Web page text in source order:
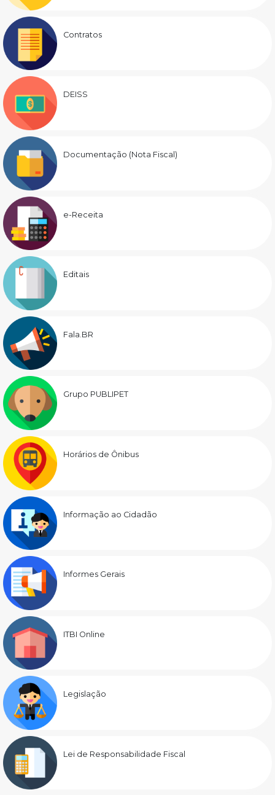
Contratos
DEISS
Documentação (Nota Fiscal)
e-Receita
Editais
Fala.BR
Grupo PUBLIPET
Horários de Ônibus
Informação ao Cidadão
Informes Gerais
ITBI Online
Legislação
Lei de Responsabilidade Fiscal